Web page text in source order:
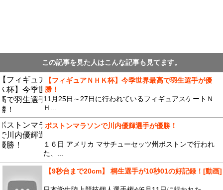
この記事を見た人はこんな記事も見てます。
【フィギュアＮＨＫ杯】今季世界最高で羽生選手が優
勝！
11月25日～27日に行われているフィギュアスケートＮ
Ｈ...
ボストンマラソンで川内優輝選手が優勝！
１６日 アメリカ マサチューセッツ州ボストンで行われ
た、...
【9秒台まで20cm】 桐生選手が10秒01の好記録！[動画]